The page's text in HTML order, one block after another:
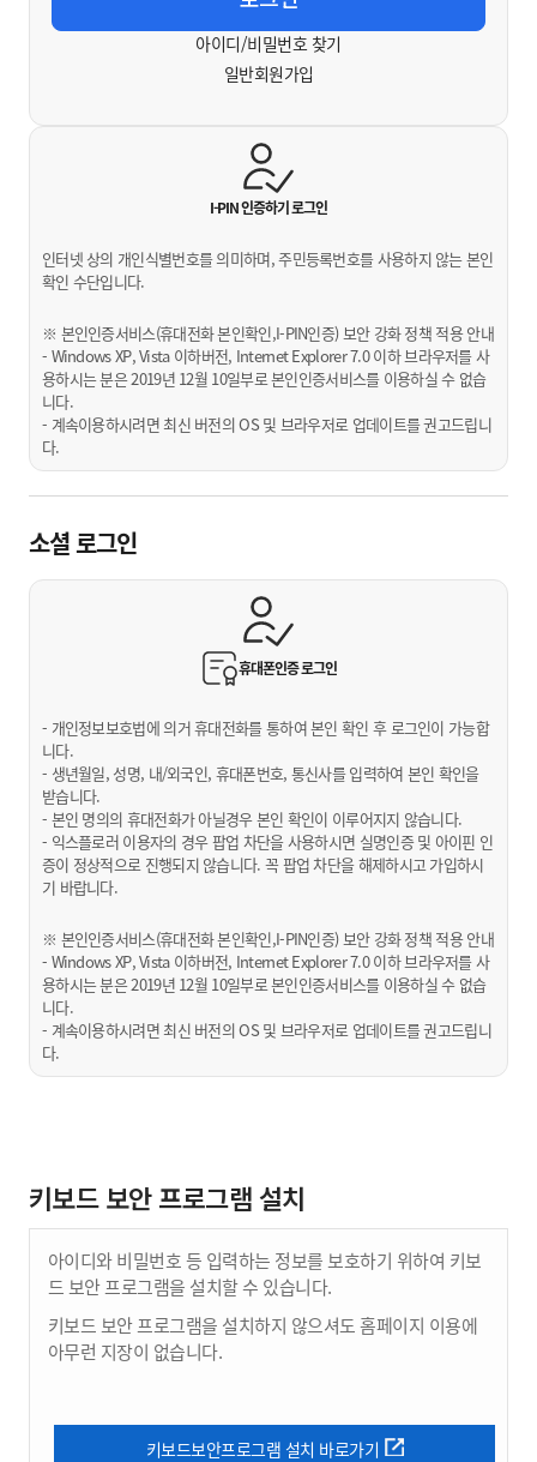
아이디/비밀번호 찾기
일반회원가입
I-PIN 인증하기로그인
인터넷 상의 개인식별번호를 의미하며, 주민등록번호를 사용하지 않는 본인
확인 수단입니다.
※ 본인인증서비스(휴대전화 본인확인,I-PIN인증) 보안 강화 정책 적용 안내
- Windows XP, Vista 이하버전, Internet Explorer 7.0 이하 브라우저를 사
용하시는 분은 2019년 12월 10일부로 본인인증서비스를 이용하실 수 없습
니다.
- 계속이용하시려면 최신 버전의 OS 및 브라우저로 업데이트를 권고드립니
다.
소셜 로그인
휴대폰인증로그인
- 개인정보보호법에 의거 휴대전화를 통하여 본인 확인 후 로그인이 가능합
니다.
- 생년월일, 성명, 내/외국인, 휴대폰번호, 통신사를 입력하여 본인 확인을
받습니다.
- 본인 명의의 휴대전화가 아닐경우 본인 확인이 이루어지지 않습니다.
- 익스플로러 이용자의 경우 팝업 차단을 사용하시면 실명인증 및 아이핀 인
증이 정상적으로 진행되지 않습니다. 꼭 팝업 차단을 해제하시고 가입하시
기 바랍니다.
※ 본인인증서비스(휴대전화 본인확인,I-PIN인증) 보안 강화 정책 적용 안내
- Windows XP, Vista 이하버전, Internet Explorer 7.0 이하 브라우저를 사
용하시는 분은 2019년 12월 10일부로 본인인증서비스를 이용하실 수 없습
니다.
- 계속이용하시려면 최신 버전의 OS 및 브라우저로 업데이트를 권고드립니
다.
키보드 보안 프로그램 설치
아이디와 비밀번호 등 입력하는 정보를 보호하기 위하여 키보
드 보안 프로그램을 설치할 수 있습니다.
키보드 보안 프로그램을 설치하지 않으셔도 홈페이지 이용에
아무런 지장이 없습니다.
키보드보안프로그램 설치 바로가기